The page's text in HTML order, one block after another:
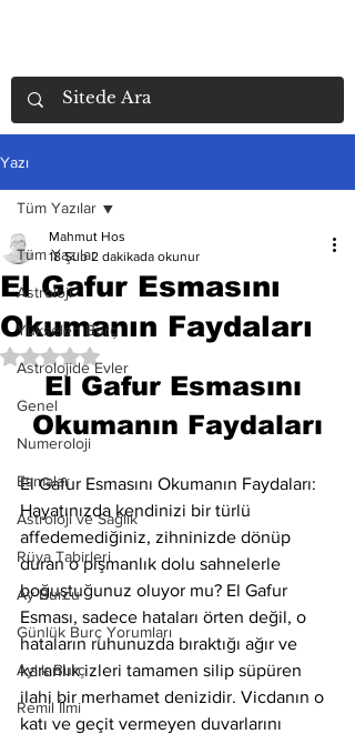
Yazı
Tüm Yazılar
Astroloji
Yükselen Burç
Astrolojide Evler
Genel
Numeroloji
Esmalar
Astroloji ve Sağlık
Rüya Tabirleri
Ay Burcu
Günlük Burç Yorumları
Aylık Burç
Remil İlmi
Tüm Yazılar
El Gafur Esmasını
Okumanın Faydaları
Mahmut Hos
18 Şub 2 dakikada okunur
5 üzerinden NaN yıldız
El Gafur Esmasını
Okumanın Faydaları
El Gafur Esmasını Okumanın Faydaları:
Hayatınızda kendinizi bir türlü
affedemediğiniz, zihninizde dönüp
duran o pişmanlık dolu sahnelerle
boğuştuğunuz oluyor mu? El Gafur
Esması, sadece hataları örten değil, o
hataların ruhunuzda bıraktığı ağır ve
karanlık izleri tamamen silip süpüren
ilahi bir merhamet denizidir. Vicdanın o
katı ve geçit vermeyen duvarlarını